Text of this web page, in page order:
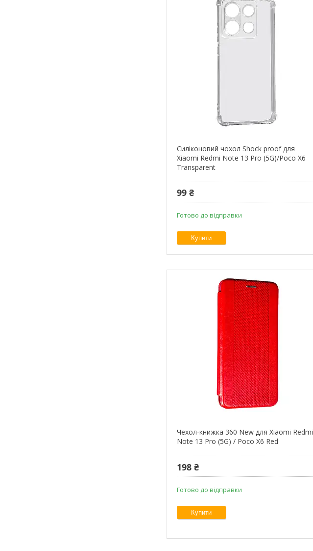
Силіконовий чохол Shock proof для
Xiaomi Redmi Note 13 Pro (5G)/Poco X6
Transparent
99 ₴
Готово до відправки
Купити
Чехол-книжка 360 New для Xiaomi Redmi
Note 13 Pro (5G) / Poco X6 Red
198 ₴
Готово до відправки
Купити